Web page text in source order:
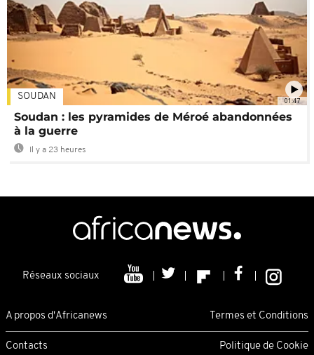
01:47
SOUDAN
Soudan : les pyramides de Méroé abandonnées
à la guerre
Il y a 23 heures
Réseaux sociaux
A propos d'Africanews Termes et Conditions
Contacts Politique de Cookie